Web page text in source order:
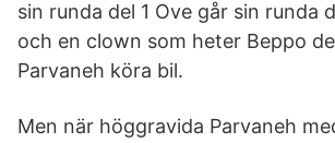
sin runda del 1 Ove går sin runda
och en clown som heter Beppo
Parvaneh köra bil.
Men när höggravida Parvaneh